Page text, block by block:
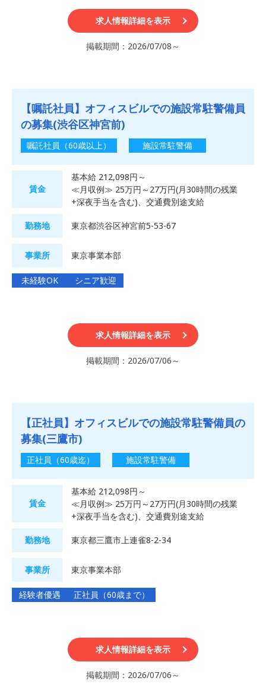
求人情報詳細を表示
掲載期間：2026/07/08～
【嘱託社員】オフィスビルでの施設常駐警備員
の募集(渋谷区神宮前)
嘱託社員（60歳以上） 施設常駐警備
未経験OK シニア歓迎
賃金
基本給 212,098円～
≪月収例≫ 25万円～27万円(月30時間の残業
+深夜手当を含む)、交通費別途支給
勤務地 東京都渋谷区神宮前5-53-67
事業所 東京事業本部
求人情報詳細を表示
掲載期間：2026/07/06～
【正社員】オフィスビルでの施設常駐警備員の
募集(三鷹市)
正社員（60歳迄） 施設常駐警備
経験者優遇 正社員（60歳まで）
賃金
基本給 212,098円～
≪月収例≫ 25万円～27万円(月30時間の残業
+深夜手当を含む)、交通費別途支給
勤務地 東京都三鷹市上連雀8-2-34
事業所 東京事業本部
求人情報詳細を表示
掲載期間：2026/07/06～